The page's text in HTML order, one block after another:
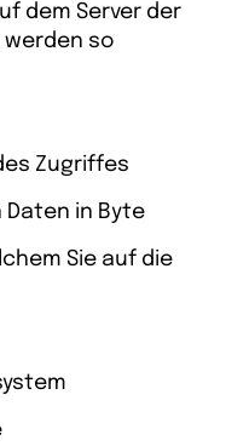
dem Server der
werden so
Zugriffes
Daten in Byte
Sie auf die